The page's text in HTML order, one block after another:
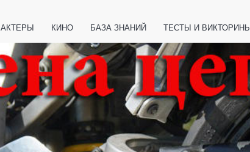
АКТЕРЫ КИНО БАЗА ЗНАНИЙ ТЕСТЫ И ВИКТОРИНЫ
ПОЛЕЗНЫЕ СОВЕТЫ ЖИВОТНЫЕ ПОЛЕЗНО ЗНАТЬ
ФИТНЕС ТЕХНОЛОГИИ